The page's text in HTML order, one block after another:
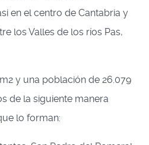
en el centro de Cantabria y
los Valles de los ríos Pas,
y una población de 26.079
de la siguiente manera
lo forman: